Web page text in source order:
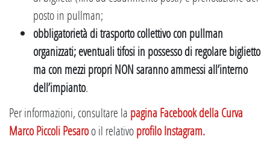
posto in pullman;
obbligatorietà di trasporto collettivo con pullman
organizzati; eventuali tifosi in possesso di regolare biglietto
ma con mezzi propri NON saranno ammessi all’interno
dell’impianto.
Per informazioni, consultare la pagina Facebook della Curva
Marco Piccoli Pesaroo il relativoprofilo Instagram.